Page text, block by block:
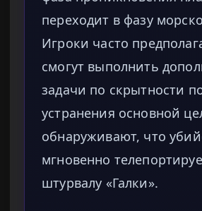
переходит в фазу
Игроки часто
смогут выполнить
задачи по скрытности
устранения основной
обнаруживают, что
мгновенно
штурвалу «Галки».